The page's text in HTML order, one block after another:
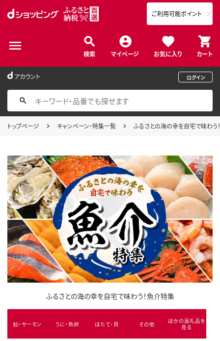
検索 マイページ お気に入り カート
ご利用可能ポイント
アカウント ログイン
トップページ キャンペーン・特集一覧 ふるさとの海の幸を自宅で味わう
ふるさとの海の幸を自宅で味わう！魚介特集
鮭・サーモン うに・魚卵 ほたて・貝 その他
ほかの返礼品を
見る